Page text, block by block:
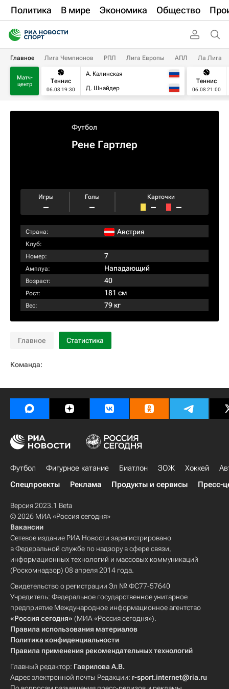
Политика В мире Экономика Общество
Главное Лига Чемпионов РПЛ Лига Европы АПЛ Ла Лига
Матч-
центр
Теннис
06.08 19:30
А. Калинская
Д. Шнайдер
Теннис
06.08 21:00
Футбол
Рене Гартлер
Игры
–
Голы
–
Карточки
– –
Страна: Австрия
Клуб:
Номер:
7
Амплуа: Нападающий
Возраст: 40
Рост: 181 см
Вес: 79 кг
Главное Статистика
Команда:
Футбол Фигурное катание Биатлон ЗОЖ Хоккей
Спецпроекты
Реклама Продукты и сервисы Пресс-
Версия 2023.1 Beta
© 2026 МИА «Россия сегодня»
Вакансии
Сетевое издание РИА Новости зарегистрировано
в Федеральной службе по надзору в сфере связи,
информационных технологий и массовых коммуникаций
(Роскомнадзор) 08 апреля 2014 года.
Свидетельство о регистрации Эл № ФС77-57640
Учредитель: Федеральное государственное унитарное
предприятие Международное информационное агентство
«Россия сегодня» (МИА «Россия сегодня»).
Правила использования материалов
Политика конфиденциальности
Правила применения рекомендательных технологий
Главный редактор: Гаврилова А.В.
Адрес электронной почты Редакции: r-sport.internet@ria.ru